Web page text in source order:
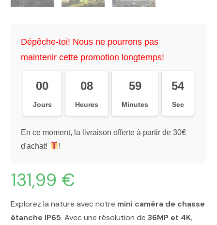
Dépêche-toi! Nous ne pourrons pas
maintenir cette promotion longtemps!
00
Jours
08
Heures
59
Minutes
53
Sec
En ce moment, la livraison offerte à partir de 30€
d'achat!
!
131,99 €
Explorez la nature avec notre mini caméra de chasse
étanche IP65. Avec une résolution de36MP et 4K,